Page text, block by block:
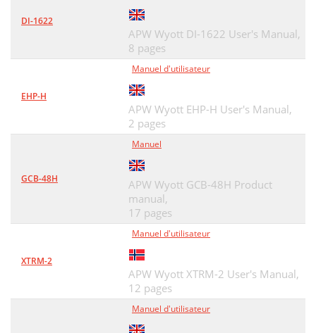
DI-1622
APW Wyott DI-1622 User's Manual,
8 pages
EHP-H
Manuel d'utilisateur
APW Wyott EHP-H User's Manual,
2 pages
GCB-48H
Manuel
APW Wyott GCB-48H Product
manual,
17 pages
XTRM-2
Manuel d'utilisateur
APW Wyott XTRM-2 User's Manual,
12 pages
Manuel d'utilisateur